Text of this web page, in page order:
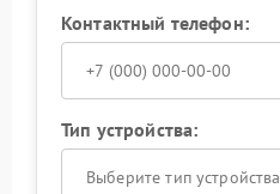
Контактный телефон:
Тип устройства:
Выберите тип устройства